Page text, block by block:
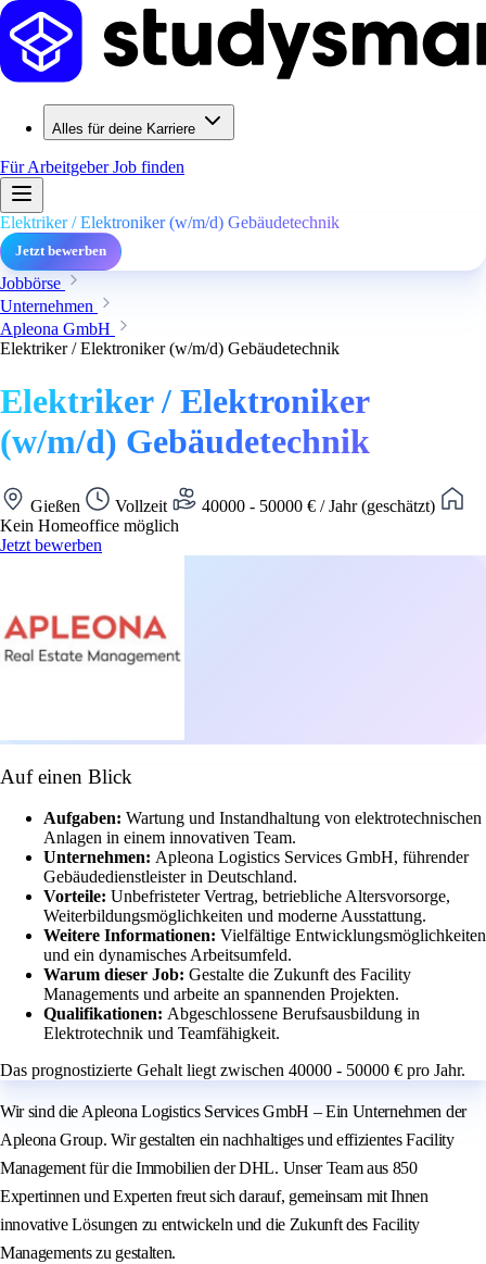
Alles für deine Karriere
Für ArbeitgeberJob finden
Elektriker / Elektroniker (w/m/d) Gebäudetechnik
Jetzt bewerben
Jobbörse
Unternehmen
Apleona GmbH
Elektriker / Elektroniker (w/m/d) Gebäudetechnik
Elektriker / Elektroniker
(w/m/d) Gebäudetechnik
Gießen Vollzeit
40000 - 50000 € / Jahr (geschätzt)
Kein Homeoffice möglich
Jetzt bewerben
Auf einen Blick
Aufgaben: Wartung und Instandhaltung von elektrotechnischen
Anlagen in einem innovativen Team.
Unternehmen: Apleona Logistics Services GmbH, führender
Gebäudedienstleister in Deutschland.
Vorteile: Unbefristeter Vertrag, betriebliche Altersvorsorge,
Weiterbildungsmöglichkeiten und moderne Ausstattung.
Weitere Informationen: Vielfältige Entwicklungsmöglichkeiten
und ein dynamisches Arbeitsumfeld.
Warum dieser Job: Gestalte die Zukunft des Facility
Managements und arbeite an spannenden Projekten.
Qualifikationen: Abgeschlossene Berufsausbildung in
Elektrotechnik und Teamfähigkeit.
Das prognostizierte Gehalt liegt zwischen 40000 - 50000 € pro Jahr.
Wir sind die Apleona Logistics Services GmbH – Ein Unternehmen der
Apleona Group. Wir gestalten ein nachhaltiges und effizientes Facility
Management für die Immobilien der DHL. Unser Team aus 850
Expertinnen und Experten freut sich darauf, gemeinsam mit Ihnen
innovative Lösungen zu entwickeln und die Zukunft des Facility
Managements zu gestalten.